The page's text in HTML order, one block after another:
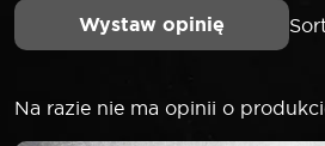
Wystaw opinię
Na razie nie ma opinii o